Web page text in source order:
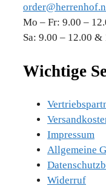
Mo – Fr: 9.00 –
Sa: 9.00 – 12.00
Wichtige
Impressum
Allgemeine
Widerruf